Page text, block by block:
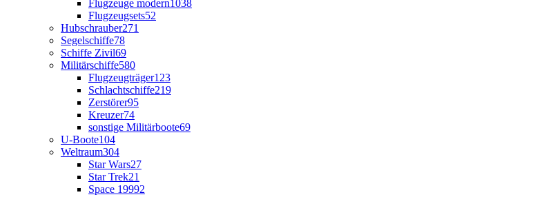
Flugzeuge modern1038
Flugzeugsets52
Hubschrauber271
Segelschiffe78
Schiffe Zivil69
Militärschiffe580
Flugzeugträger123
Schlachtschiffe219
Zerstörer95
Kreuzer74
sonstige Militärboote69
U-Boote104
Weltraum304
Star Wars27
Star Trek21
Space 19992